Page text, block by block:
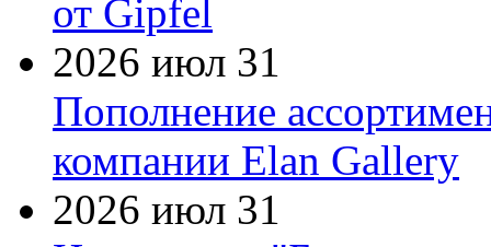
от Gipfel
2026 июл 31
Пополнение
компании Elan Gallery
2026 июл 31